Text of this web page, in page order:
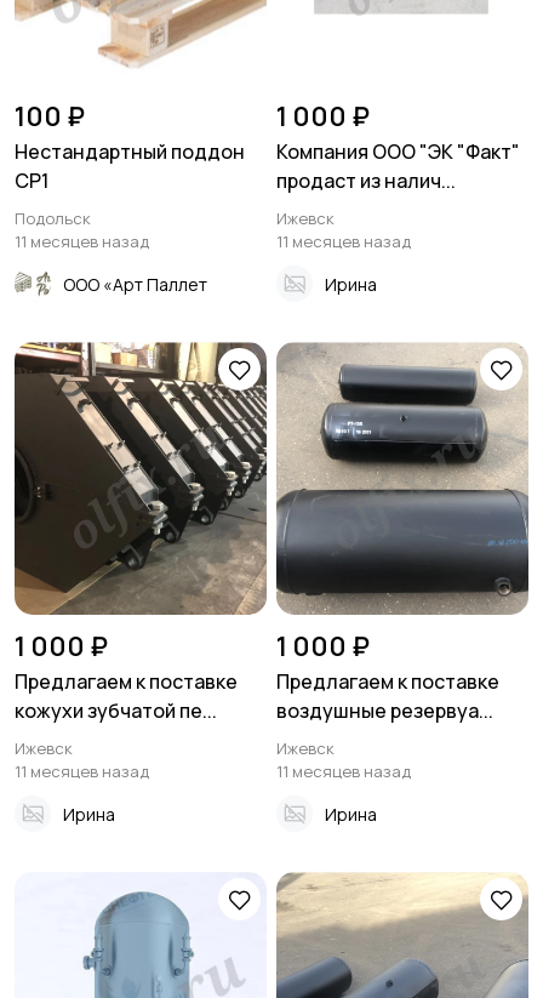
100 ₽
Нестандартный поддон
CP1
Подольск
11 месяцев назад
ООО «Арт Паллет
1 000 ₽
Компания ООО "ЭК "Факт"
продаст из налич...
Ижевск
11 месяцев назад
Ирина
1 000 ₽
Предлагаем к поставке
кожухи зубчатой пе...
Ижевск
11 месяцев назад
Ирина
1 000 ₽
Предлагаем к поставке
воздушные резервуа...
Ижевск
11 месяцев назад
Ирина